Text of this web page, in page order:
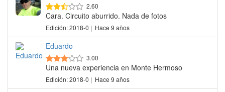
2.60
Cara. Circuito aburrido. Nada de fotos
Edición: 2018-0 | Hace 9 años
Eduardo
3.00
Una nueva experiencia en Monte Hermoso
Edición: 2018-0 | Hace 9 años